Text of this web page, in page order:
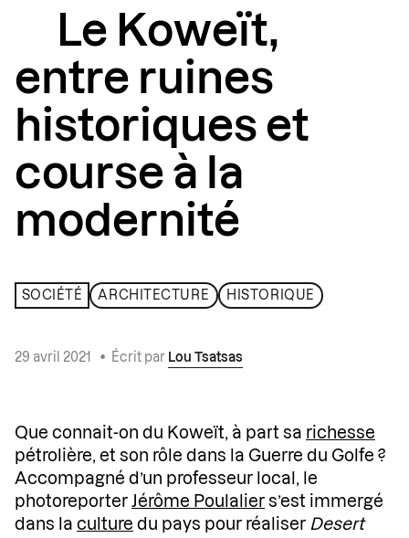
Le Koweït,
entre ruines
historiques et
course à la
modernité
SOCIÉTÉ ARCHITECTURE HISTORIQUE
29 avril 2021 • Écrit par Lou Tsatsas
Que connait-on du Koweït, à part sa richesse
pétrolière, et son rôle dans la Guerre du Golfe ?
Accompagné d’un professeur local, le
photoreporter Jérôme Poulalier s’est immergé
dans la culture du pays pour réaliser Desert